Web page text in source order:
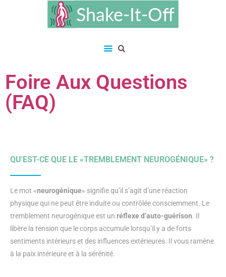
Foire Aux Questions
(FAQ)
QU'EST-CE QUE LE «TREMBLEMENT NEUROGÉNIQUE» ?
Le mot «neurogénique» signifie qu’il s’agit d’une réaction
physique qui ne peut être induite ou contrôlée consciemment. Le
tremblement neurogénique est un réflexe d’auto-guérison. Il
libère la tension que le corps accumule lorsqu’il y a de forts
sentiments intérieurs et des influences extérieures. Il vous ramène
à la paix intérieure et à la sérénité.